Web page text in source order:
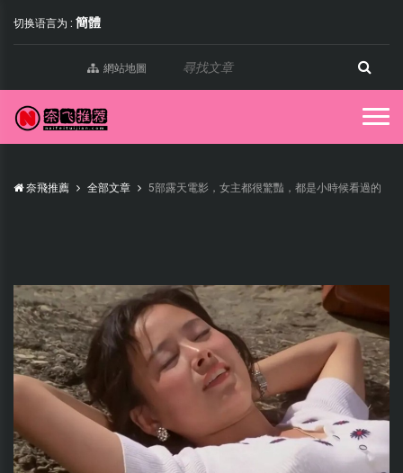
切换语言为 : 簡體
網站地圖
奈飛推薦 全部文章 5部露天電影，女主都很驚豔，都是小時候看過的